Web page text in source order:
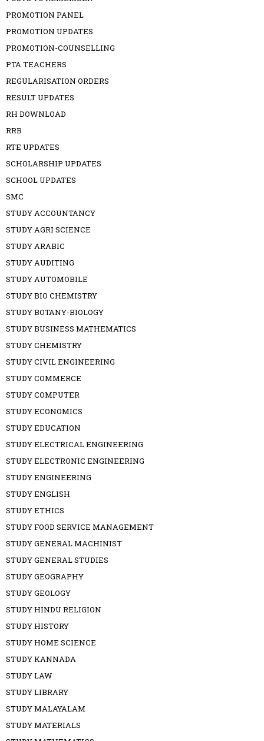
PROMOTION PANEL
PROMOTION UPDATES
PROMOTION-COUNSELLING
PTA TEACHERS
REGULARISATION ORDERS
RESULT UPDATES
RH DOWNLOAD
RRB
RTE UPDATES
SCHOLARSHIP UPDATES
SCHOOL UPDATES
SMC
STUDY ACCOUNTANCY
STUDY AGRI SCIENCE
STUDY ARABIC
STUDY AUDITING
STUDY AUTOMOBILE
STUDY BIO CHEMISTRY
STUDY BOTANY-BIOLOGY
STUDY BUSINESS MATHEMATICS
STUDY CHEMISTRY
STUDY CIVIL ENGINEERING
STUDY COMMERCE
STUDY COMPUTER
STUDY ECONOMICS
STUDY EDUCATION
STUDY ELECTRICAL ENGINEERING
STUDY ELECTRONIC ENGINEERING
STUDY ENGINEERING
STUDY ENGLISH
STUDY ETHICS
STUDY FOOD SERVICE MANAGEMENT
STUDY GENERAL MACHINIST
STUDY GENERAL STUDIES
STUDY GEOGRAPHY
STUDY GEOLOGY
STUDY HINDU RELIGION
STUDY HISTORY
STUDY HOME SCIENCE
STUDY KANNADA
STUDY LAW
STUDY LIBRARY
STUDY MALAYALAM
STUDY MATERIALS